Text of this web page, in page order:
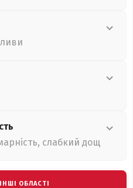
слабкий дощ
ОБЛАСТІ